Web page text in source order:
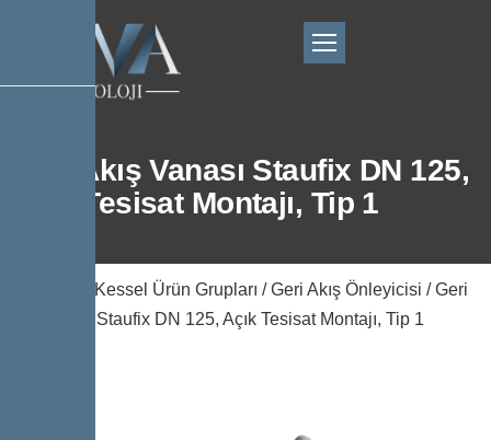
Geri Akış Vanası Staufix DN 125,
Açık Tesisat Montajı, Tip 1
Kessel Ürün Grupları /Geri Akış Önleyicisi / Geri
Akış Vanası Staufix DN 125, Açık Tesisat Montajı, Tip 1